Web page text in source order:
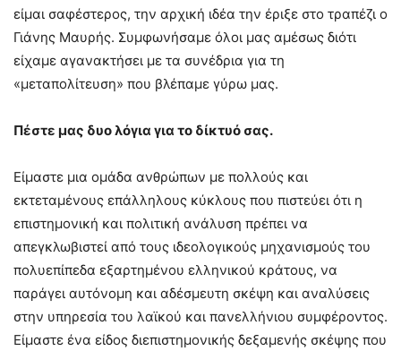
είμαι σαφέστερος, την αρχική ιδέα την έριξε στο τραπέζι ο
Γιάνης Μαυρής. Συμφωνήσαμε όλοι μας αμέσως διότι
είχαμε αγανακτήσει με τα συνέδρια για τη
«μεταπολίτευση» που βλέπαμε γύρω μας.
Πέστε μας δυο λόγια για το δίκτυό σας.
Είμαστε μια ομάδα ανθρώπων με πολλούς και
εκτεταμένους επάλληλους κύκλους που πιστεύει ότι η
επιστημονική και πολιτική ανάλυση πρέπει να
απεγκλωβιστεί από τους ιδεολογικούς μηχανισμούς του
πολυεπίπεδα εξαρτημένου ελληνικού κράτους, να
παράγει αυτόνομη και αδέσμευτη σκέψη και αναλύσεις
στην υπηρεσία του λαϊκού και πανελλήνιου συμφέροντος.
Είμαστε ένα είδος διεπιστημονικής δεξαμενής σκέψης που